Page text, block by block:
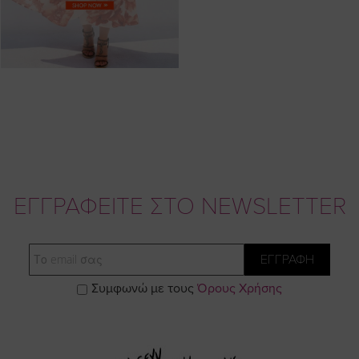
ΕΓΓΡΑΦΕΙΤΕ ΣΤΟ NEWSLETTER
Email
ΕΓΓΡΑΦΗ
Συμφωνώ με τους Όρους Χρήσης